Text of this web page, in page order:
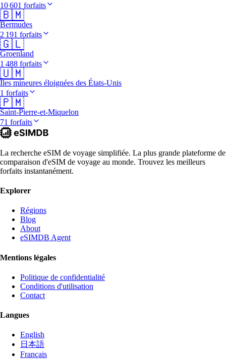
10 601 forfaits
🇧🇲
Bermudes
2 191 forfaits
🇬🇱
Groenland
1 488 forfaits
🇺🇲
Îles mineures éloignées des États-Unis
1 forfaits
🇵🇲
Saint-Pierre-et-Miquelon
71 forfaits
La recherche eSIM de voyage simplifiée. La plus grande plateforme de
comparaison d'eSIM de voyage au monde. Trouvez les meilleurs
forfaits instantanément.
Explorer
Régions
Blog
About
eSIMDB Agent
Mentions légales
Politique de confidentialité
Conditions d'utilisation
Contact
Langues
English
日本語
Français